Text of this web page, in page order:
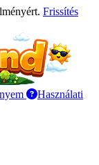
Frissítés
Használati